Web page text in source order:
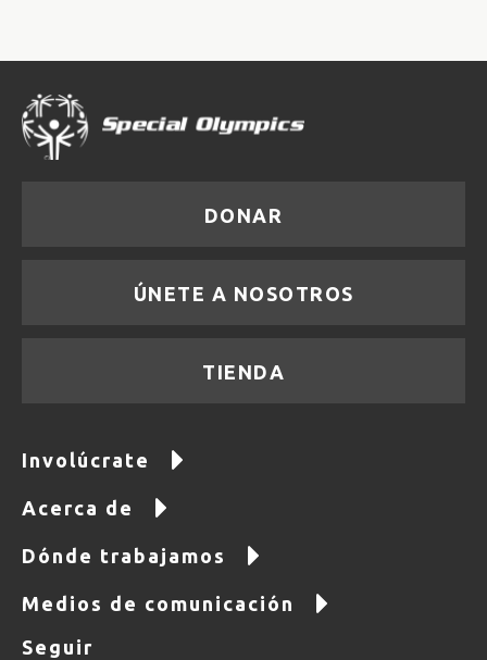
DONAR
ÚNETE A NOSOTROS
TIENDA
Involúcrate
Acerca de
Dónde trabajamos
Medios de comunicación
Seguir